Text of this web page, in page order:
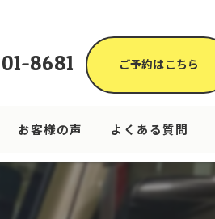
8681 ご予約はこちら
お客様の声 よくある質問